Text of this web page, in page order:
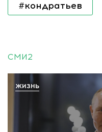
#кондратьев
СМИ2
ЖИЗНЬ